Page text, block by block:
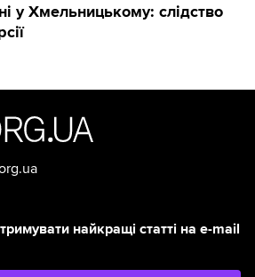
у Хмельницькому: слідство
найкращі статті на e-mail